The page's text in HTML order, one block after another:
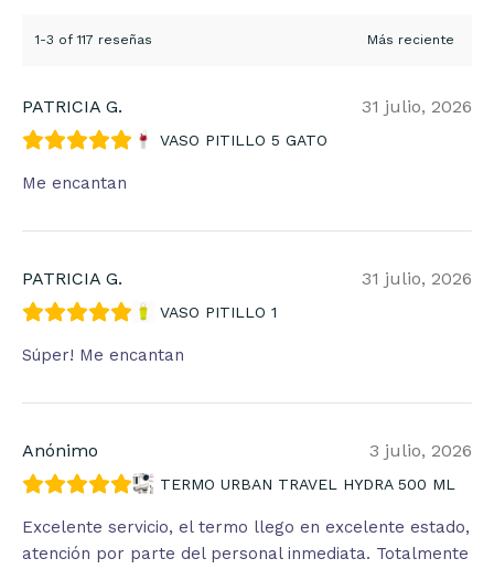
1-3 of 117 reseñas
PATRICIA G. 31 julio, 2026
VASO PITILLO 5 GATO
Me encantan
PATRICIA G. 31 julio, 2026
VASO PITILLO 1
Súper! Me encantan
Anónimo 3 julio, 2026
TERMO URBAN TRAVEL HYDRA 500 ML
Excelente servicio, el termo llego en excelente estado,
atención por parte del personal inmediata. Totalmente